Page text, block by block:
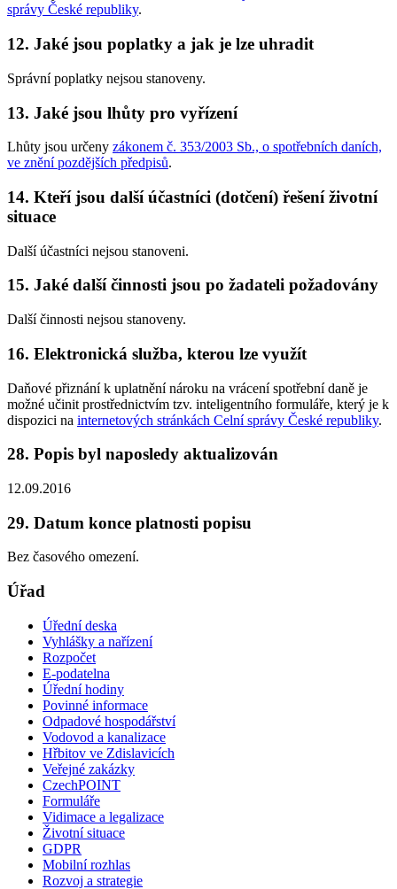
správy České republiky.
12. Jaké jsou poplatky a jak je lze uhradit
Správní poplatky nejsou stanoveny.
13. Jaké jsou lhůty pro vyřízení
Lhůty jsou určeny zákonem č. 353/2003 Sb., o spotřebních daních,
ve znění pozdějších předpisů.
14. Kteří jsou další účastníci (dotčení) řešení životní
situace
Další účastníci nejsou stanoveni.
15. Jaké další činnosti jsou po žadateli požadovány
Další činnosti nejsou stanoveny.
16. Elektronická služba, kterou lze využít
Daňové přiznání k uplatnění nároku na vrácení spotřební daně je
možné učinit prostřednictvím tzv. inteligentního formuláře, který je k
dispozici na internetových stránkách Celní správy České republiky.
28. Popis byl naposledy aktualizován
12.09.2016
29. Datum konce platnosti popisu
Bez časového omezení.
Úřad
Úřední deska
Vyhlášky a nařízení
Rozpočet
E-podatelna
Úřední hodiny
Povinné informace
Odpadové hospodářství
Vodovod a kanalizace
Hřbitov ve Zdislavicích
Veřejné zakázky
CzechPOINT
Formuláře
Vidimace a legalizace
Životní situace
GDPR
Mobilní rozhlas
Rozvoj a strategie